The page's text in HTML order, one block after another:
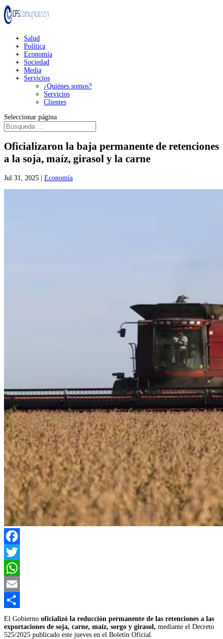
Salud
Política
Economía
Sociedad
Media
Servicios
¿Quiénes somos?
Servicios
Clientes
Seleccionar página
Oficializaron la baja permanente de retenciones
a la soja, maíz, girasol y la carne
Jul 31, 2025 Economía
Facebook
Twitter
WhatsApp
Email
Compartir
El Gobierno oficializó la reducción permanente de las retenciones a las
exportaciones de soja, carne, maíz, sorgo y girasol, mediante el Decreto
525/2025 publicado este jueves en el Boletín Oficial.